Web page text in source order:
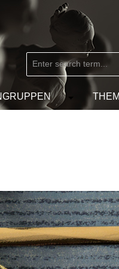
the category MARKEN
the dropdown menu from
Open or